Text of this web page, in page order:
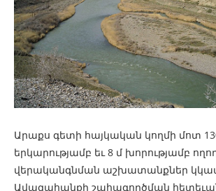
Արաքս գետի հայկական կողմի մոտ
երկարությամբ եւ 8 մ խորությամբ
վերականգնման աշխատանքներ
Ավազահանքի շահագործման